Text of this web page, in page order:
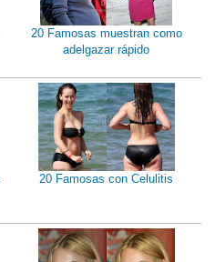
20 Famosas muestran como
adelgazar rápido
20 Famosas con Celulitis